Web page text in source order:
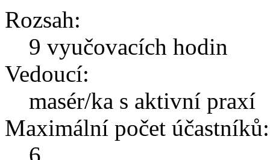
Rozsah:
9 vyučovacích hodin
Vedoucí:
masér/ka s aktivní praxí
Maximální počet účastníků:
6